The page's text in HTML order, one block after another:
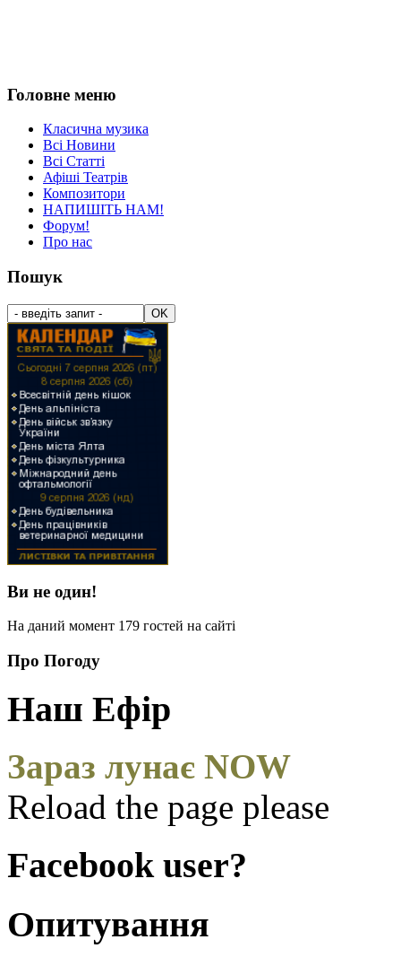
Головне меню
Класична музика
Всі Новини
Всі Статті
Афіші Театрів
Композитори
НАПИШІТЬ НАМ!
Форум!
Про нас
Пошук
Ви не один!
На даний момент 179 гостей на сайті
Про Погоду
Наш Ефір
Зараз лунає NOW
Reload the page please
Facebook user?
Опитування